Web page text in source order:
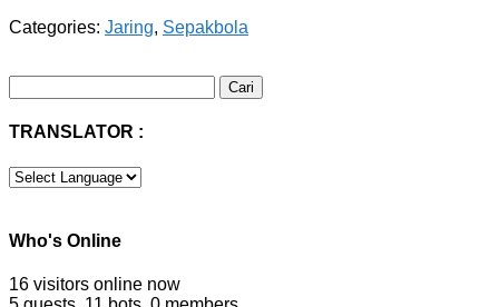
Categories: Jaring, Sepakbola
untuk:
TRANSLATOR :
Who's Online
16 visitors online now